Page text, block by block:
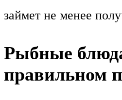
займет не менее
Рыбные
правильном